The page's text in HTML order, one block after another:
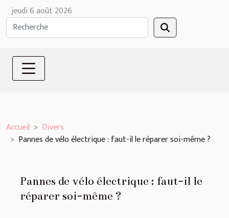
jeudi 6 août 2026
Accueil
Divers
Pannes de vélo électrique : faut-il le réparer soi-même ?
Pannes de vélo électrique : faut-il le
réparer soi-même ?